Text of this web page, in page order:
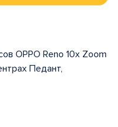
OPPO Reno 10x Zoom
Педант,